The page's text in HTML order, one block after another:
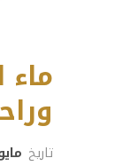
تاريخ مايو 22,